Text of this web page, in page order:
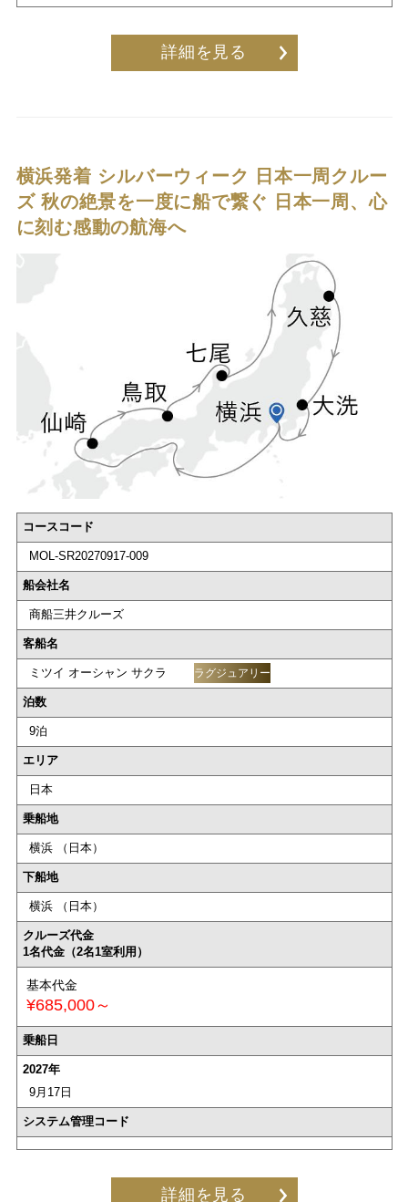
詳細を見る
横浜発着 シルバーウィーク 日本一周クルー
ズ 秋の絶景を一度に船で繋ぐ 日本一周、心
に刻む感動の航海へ
コースコード
MOL-SR20270917-009
船会社名
商船三井クルーズ
客船名
ミツイ オーシャン サクラ ラグジュアリー
泊数
9泊
エリア
日本
乗船地
横浜 （日本）
下船地
横浜 （日本）
クルーズ代金
1名代金（2名1室利用）
基本代金
¥685,000～
乗船日
2027年
9月17日
システム管理コード
詳細を見る